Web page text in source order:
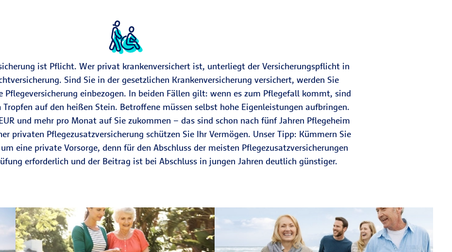
ist Pflicht. Wer privat krankenversichert ist, unterliegt der Versicherungspflicht in
Sind Sie in der gesetzlichen Krankenversicherung versichert, werden Sie
einbezogen. In beiden Fällen gilt: wenn es zum Pflegefall kommt, sind
auf den heißen Stein. Betroffene müssen selbst hohe Eigenleistungen aufbringen.
und mehr pro Monat auf Sie zukommen – das sind schon nach fünf Jahren Pflegeheim
privaten Pflegezusatzversicherung schützen Sie Ihr Vermögen. Unser Tipp: Kümmern Sie
eine private Vorsorge, denn für den Abschluss der meisten Pflegezusatzversicherungen
erforderlich und der Beitrag ist bei Abschluss in jungen Jahren deutlich günstiger.